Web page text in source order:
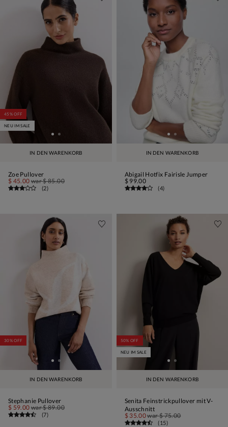
IN DEN WARENKORB
45% OFF
NEU IM SALE
Zoe Pullover
$ 45.00 war$ 85.00
(2)
IN DEN WARENKORB
Abigail Hotfix Fairisle Jumper
$ 99.00
(4)
IN DEN WARENKORB
30% OFF
Stephanie Pullover
$ 59.00 war$ 89.00
(7)
IN DEN WARENKORB
50% OFF
NEU IM SALE
Senita Feinstrickpullover mit V-
Ausschnitt
$ 35.00war$ 75.00
(15)